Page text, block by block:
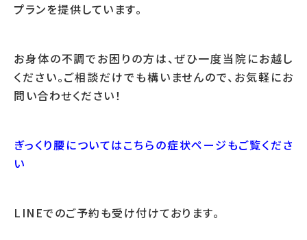
プランを提供しています。
お身体の不調でお困りの方は、ぜひ一度当院にお越し
ください。ご相談だけでも構いませんので、お気軽にお
問い合わせください！
ぎっくり腰についてはこちらの症状ページもご覧くださ
い
LINEでのご予約も受け付けております。